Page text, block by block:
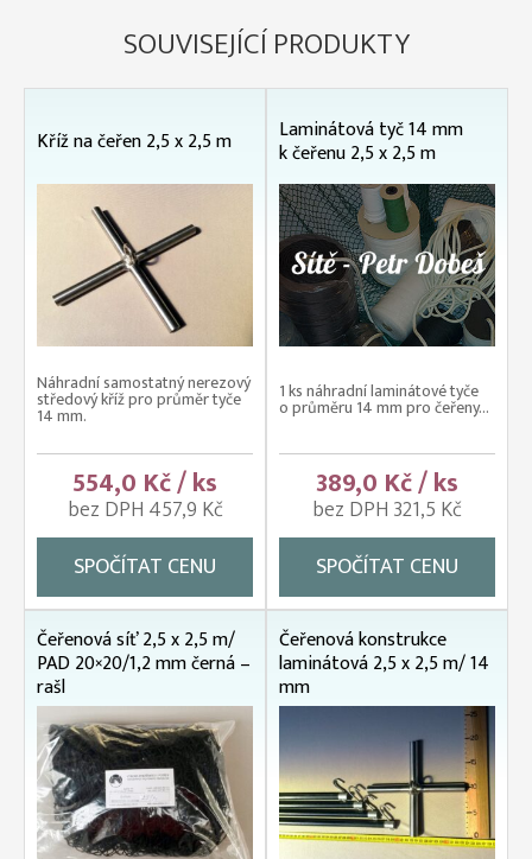
SOUVISEJÍCÍ PRODUKTY
Kříž na čeřen 2,5 x 2,5 m
Náhradní samostatný nerezový
středový kříž pro průměr tyče
14 mm.
554,0 Kč / ks
bez DPH 457,9 Kč
SPOČÍTAT CENU
Laminátová tyč 14 mm
k čeřenu 2,5 x 2,5 m
1 ks náhradní laminátové tyče
o průměru 14 mm pro čeřeny...
389,0 Kč / ks
bez DPH 321,5 Kč
SPOČÍTAT CENU
Čeřenová síť 2,5 x 2,5 m/
PAD 20×20/1,2 mm černá –
rašl
Čeřenová konstrukce
laminátová 2,5 x 2,5 m/ 14
mm